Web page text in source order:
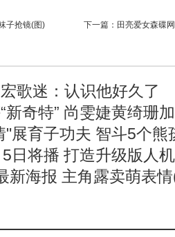
子抢镜(图) 下一篇： 田亮爱女森碟
歌迷：认识他好久了
新奇特” 尚雯婕黄绮珊
展育子功夫 智斗5个熊
5日将播 打造升级版人
新海报 主角露卖萌表